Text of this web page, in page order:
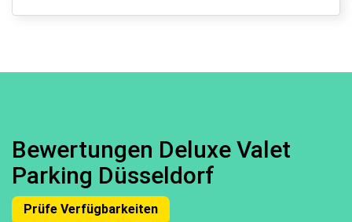
Bewertungen Deluxe Valet
Parking Düsseldorf
Prüfe Verfügbarkeiten